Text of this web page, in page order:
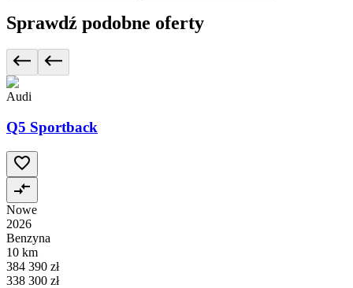
Sprawdź podobne oferty
Audi
Q5 Sportback
Nowe
2026
Benzyna
10 km
384 390 zł
338 300 zł